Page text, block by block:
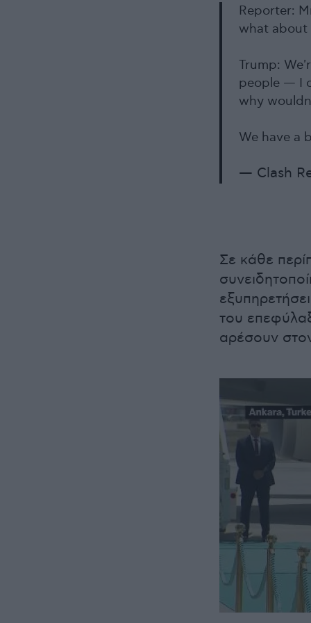
Reporter:
what about
Trump:
people — I
why
We have a
— Clash
Σε κάθε
του
αρέσουν